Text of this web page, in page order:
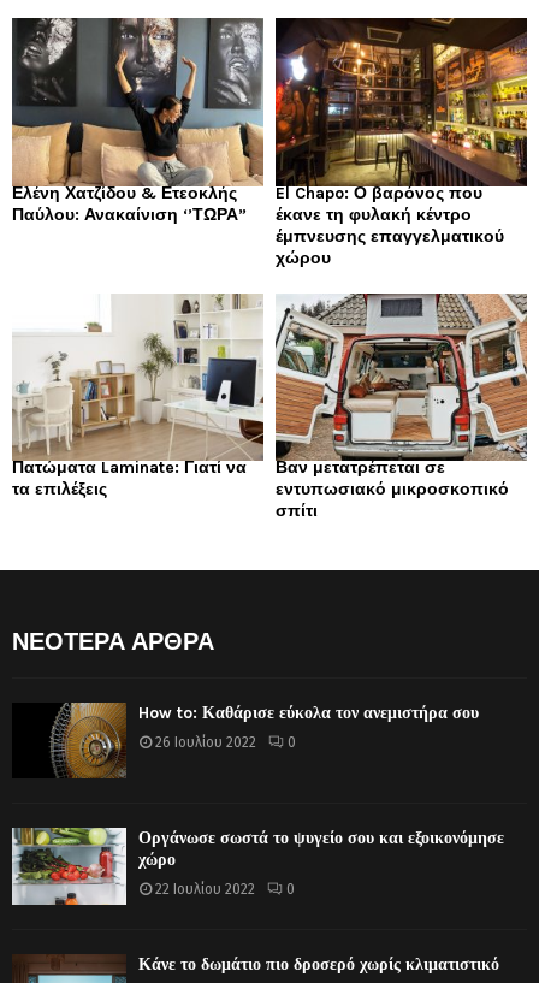
Ελένη Χατζίδου & Ετεοκλής
Παύλου: Ανακαίνιση ‘’ΤΩΡΑ”
El Chapo: Ο βαρόνος που
έκανε τη φυλακή κέντρο
έμπνευσης επαγγελματικού
χώρου
Πατώματα Laminate: Γιατί να
τα επιλέξεις
Βαν μετατρέπεται σε
εντυπωσιακό μικροσκοπικό
σπίτι
ΝΕΟΤΕΡΑ ΑΡΘΡΑ
How to: Καθάρισε εύκολα τον ανεμιστήρα σου
26 Ιουλίου 2022 0
Οργάνωσε σωστά το ψυγείο σου και εξοικονόμησε
χώρο
22 Ιουλίου 2022 0
Κάνε το δωμάτιο πιο δροσερό χωρίς κλιματιστικό